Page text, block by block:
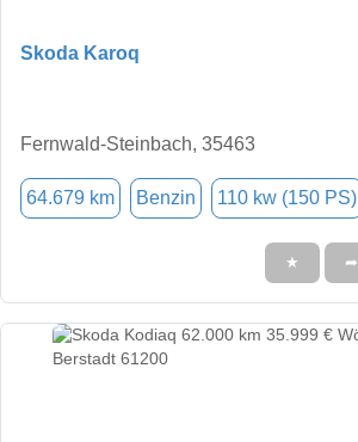
Skoda Karoq
Fernwald-Steinbach, 35463
64.679 km Benzin 110 kw (150 PS)
★ ➦